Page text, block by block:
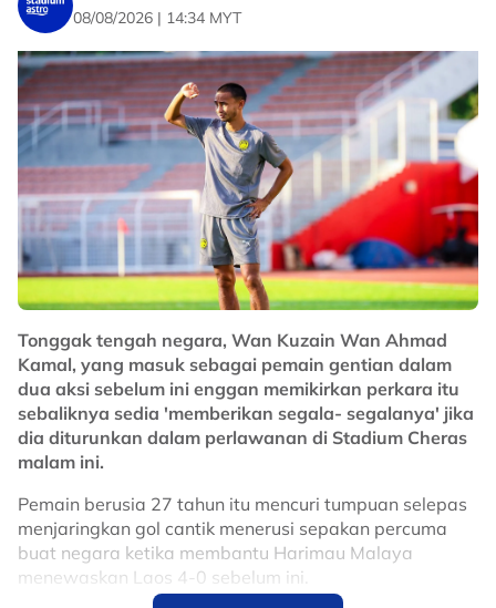
08/08/2026 | 14:34 MYT
Tonggak tengah negara, Wan Kuzain Wan Ahmad
Kamal, yang masuk sebagai pemain gentian dalam
dua aksi sebelum ini enggan memikirkan perkara itu
sebaliknya sedia 'memberikan segala- segalanya' jika
dia diturunkan dalam perlawanan di Stadium Cheras
malam ini.
Pemain berusia 27 tahun itu mencuri tumpuan selepas
menjaringkan gol cantik menerusi sepakan percuma
buat negara ketika membantu Harimau Malaya
menewaskan Laos 4-0 sebelum ini.